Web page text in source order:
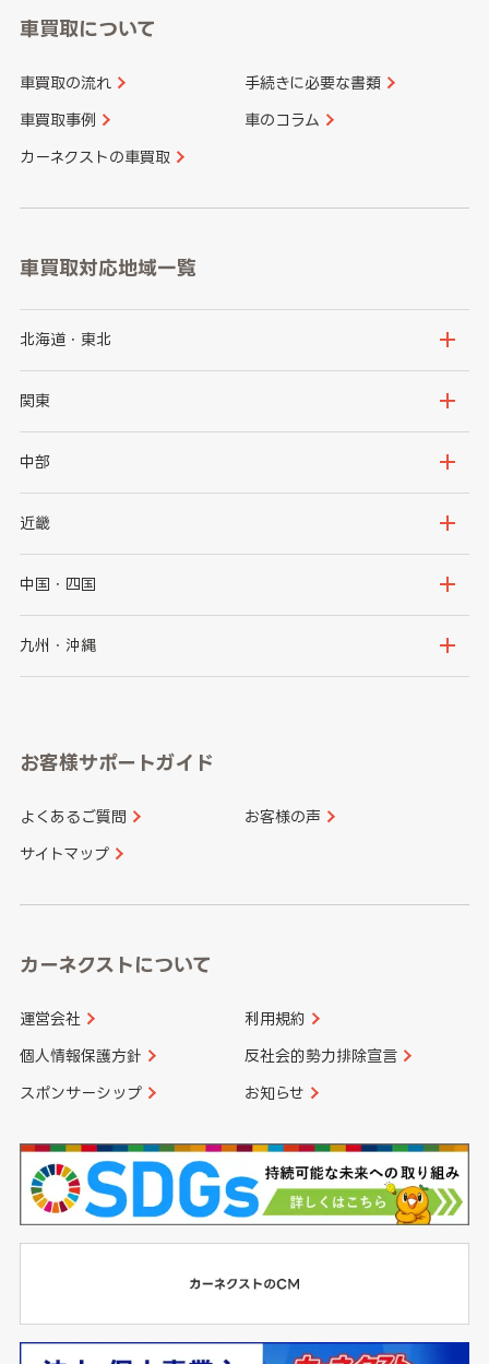
車買取について
車買取の流れ 手続きに必要な書類
車買取事例 車のコラム
カーネクストの車買取
車買取対応地域一覧
北海道・東北
北海道
岩手県
秋田県
関東
茨城県
群馬県
千葉県
中部
新潟県
石川県
山梨県
愛知県
近畿
大阪府
京都府
和歌山県
中国・四国
鳥取県
山口県
香川県 愛媛県
九州・沖縄
長崎県
大分県 宮崎県
お客様サポートガイド
よくあるご質問 お客様の声
サイトマップ
カーネクストについて
運営会社 利用規約
個人情報保護方針 反社会的勢力排除宣言
スポンサーシップ お知らせ